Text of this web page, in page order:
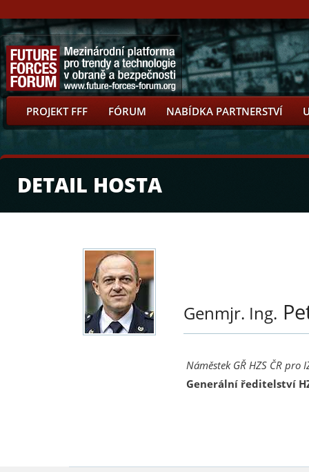
PROJEKT FFF FÓRUM NABÍDKA PARTNERSTVÍ
DETAIL HOSTA
Genmjr. Ing.
Náměstek GŘ HZS ČR pro
Generální ředitelství